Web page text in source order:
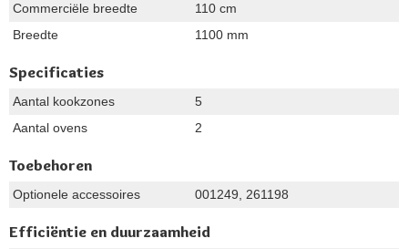
Commerciële breedte
110 cm
Breedte
1100 mm
Specificaties
Aantal kookzones
5
Aantal ovens
2
Toebehoren
Optionele accessoires 001249, 261198
Efficiëntie en duurzaamheid